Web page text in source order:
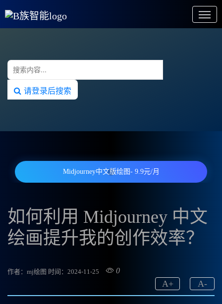
请登录后搜索
Midjourney中文版绘图- 9.9元/月
如何利用 Midjourney 中文
绘画提升我的创作效率？
作者：mj绘图 时间：2024-11-25 0
A-
A+